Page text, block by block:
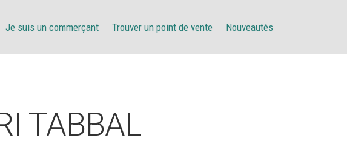
Je suis un commerçant Trouver un point de vente Nouveautés
TABBAL